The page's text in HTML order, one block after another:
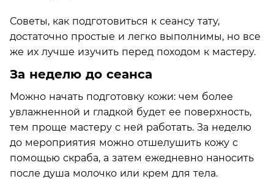
Советы, как подготовиться к сеансу тату,
достаточно простые и легко выполнимы, но все
же их лучше изучить перед походом к мастеру.
За неделю до сеанса
Можно начать подготовку кожи: чем более
увлажненной и гладкой будет ее поверхность,
тем проще мастеру с ней работать. За неделю
до мероприятия можно отшелушить кожу с
помощью скраба, а затем ежедневно наносить
после душа молочко или крем для тела.